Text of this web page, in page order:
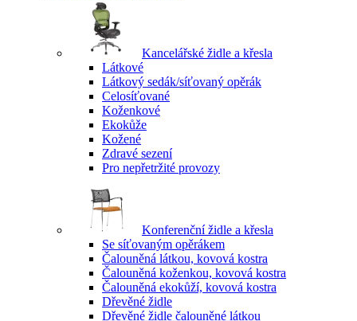
Kancelářské židle a křesla
Látkové
Látkový sedák/síťovaný opěrák
Celosíťované
Koženkové
Ekokůže
Kožené
Zdravé sezení
Pro nepřetržité provozy
Konferenční židle a křesla
Se síťovaným opěrákem
Čalouněná látkou, kovová kostra
Čalouněná koženkou, kovová kostra
Čalouněná ekokůží, kovová kostra
Dřevěné židle
Dřevěné židle čalouněné látkou